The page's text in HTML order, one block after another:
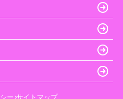
ー サイトマップ